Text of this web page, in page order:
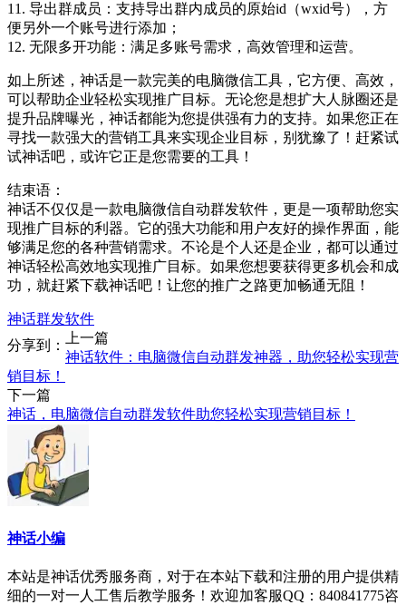
11. 导出群成员：支持导出群内成员的原始id（wxid号），方
便另外一个账号进行添加；
12. 无限多开功能：满足多账号需求，高效管理和运营。
如上所述，神话是一款完美的电脑微信工具，它方便、高效，
可以帮助企业轻松实现推广目标。无论您是想扩大人脉圈还是
提升品牌曝光，神话都能为您提供强有力的支持。如果您正在
寻找一款强大的营销工具来实现企业目标，别犹豫了！赶紧试
试神话吧，或许它正是您需要的工具！
结束语：
神话不仅仅是一款电脑微信自动群发软件，更是一项帮助您实
现推广目标的利器。它的强大功能和用户友好的操作界面，能
够满足您的各种营销需求。不论是个人还是企业，都可以通过
神话轻松高效地实现推广目标。如果您想要获得更多机会和成
功，就赶紧下载神话吧！让您的推广之路更加畅通无阻！
神话群发软件
分享到：
上一篇
神话软件：电脑微信自动群发神器，助您轻松实现营
销目标！
下一篇
神话，电脑微信自动群发软件助您轻松实现营销目标！
神话小编
本站是神话优秀服务商，对于在本站下载和注册的用户提供精
细的一对一人工售后教学服务！欢迎加客服QQ：840841775咨